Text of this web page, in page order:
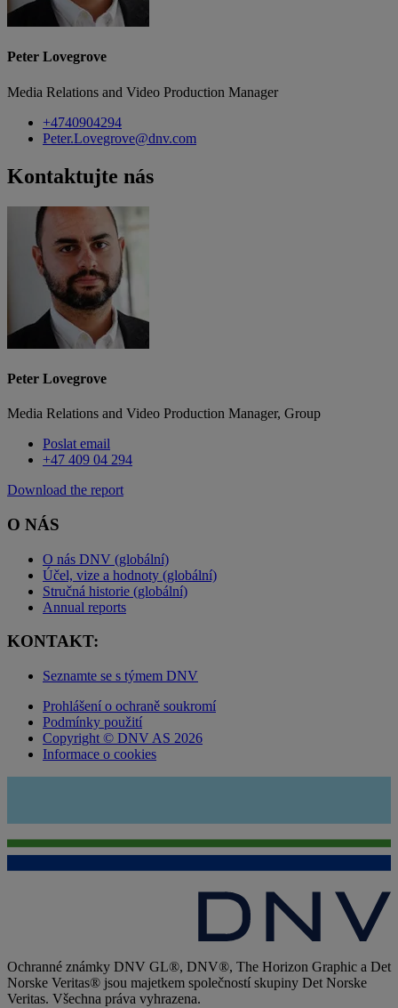
Peter Lovegrove
Media Relations and Video Production Manager
+4740904294
Peter.Lovegrove@dnv.com
Kontaktujte nás
Peter Lovegrove
Media Relations and Video Production Manager, Group
Poslat email
+47 409 04 294
Download the report
O NÁS
O nás DNV (globální)
Účel, vize a hodnoty (globální)
Stručná historie (globální)
Annual reports
KONTAKT:
Seznamte se s týmem DNV
Prohlášení o ochraně soukromí
Podmínky použití
Copyright © DNV AS 2026
Informace o cookies
Ochranné známky DNV GL®, DNV®, The Horizon Graphic a Det
Norske Veritas® jsou majetkem společností skupiny Det Norske
Veritas. Všechna práva vyhrazena.